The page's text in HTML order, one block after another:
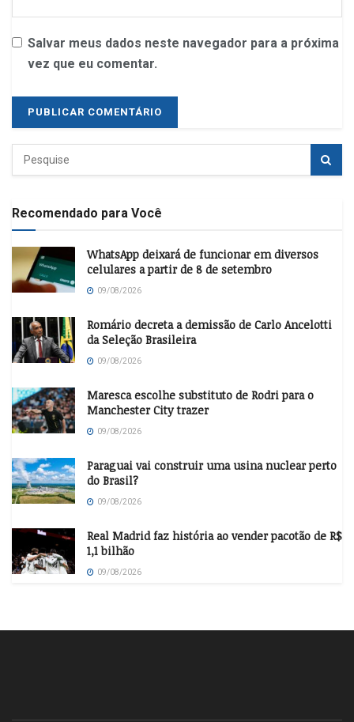
Salvar meus dados neste navegador para a próxima
vez que eu comentar.
Recomendado para Você
WhatsApp deixará de funcionar em diversos
celulares a partir de 8 de setembro
09/08/2026
Romário decreta a demissão de Carlo Ancelotti
da Seleção Brasileira
09/08/2026
Maresca escolhe substituto de Rodri para o
Manchester City trazer
09/08/2026
Paraguai vai construir uma usina nuclear perto
do Brasil?
09/08/2026
Real Madrid faz história ao vender pacotão de R$
1,1 bilhão
09/08/2026